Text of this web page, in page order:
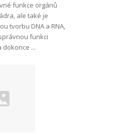
funkce orgánů
ale také je
tvorbu DNA a RNA,
funkci
...